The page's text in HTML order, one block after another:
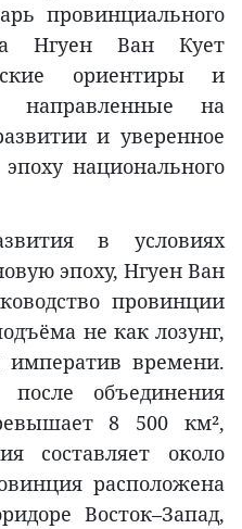
провинциального
Нгуен Ван Кует
ориентиры и
направленные на
и уверенное
национального
в условиях
эпоху, Нгуен Ван
провинции
не как лозунг,
императив времени.
объединения
8 500 км²,
составляет около
расположена
Восток–Запад,